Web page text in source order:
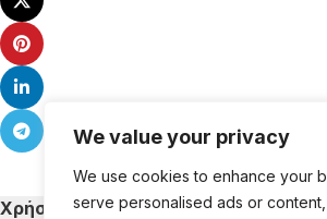
We value your privacy
We use cookies to enhance your
serve personalised ads or
Χρήσιμα